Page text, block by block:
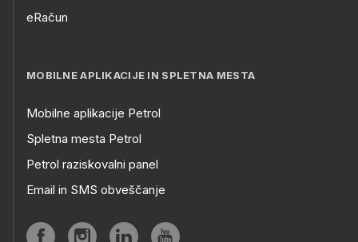
eRačun
MOBILNE APLIKACIJE IN SPLETNA MESTA
Mobilne aplikacije Petrol
Spletna mesta Petrol
Petrol raziskovalni panel
Email in SMS obveščanje